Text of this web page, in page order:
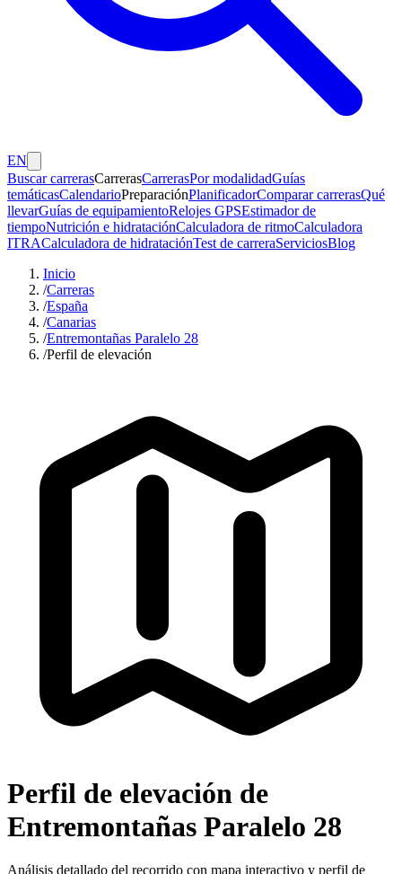
EN
Buscar carrerasCarrerasCarrerasPor modalidadGuías
temáticasCalendarioPreparaciónPlanificadorComparar carrerasQué
llevarGuías de equipamientoRelojes GPSEstimador de
tiempoNutrición e hidrataciónCalculadora de ritmoCalculadora
ITRACalculadora de hidrataciónTest de carreraServiciosBlog
Inicio
/Carreras
/España
/Canarias
/Entremontañas Paralelo 28
/Perfil de elevación
Perfil de elevación de
Entremontañas Paralelo 28
Análisis detallado del recorrido con mapa interactivo y perfil de